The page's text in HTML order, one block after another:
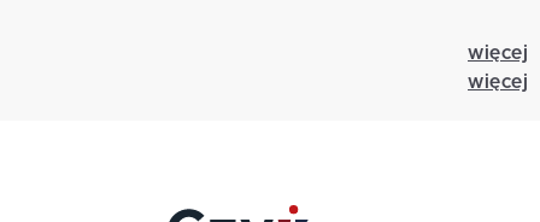
więcej
więcej